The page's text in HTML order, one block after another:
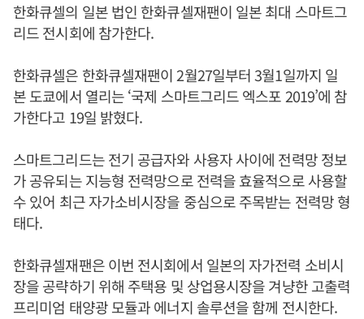
한화큐셀의 일본 법인 한화큐셀재팬이 일본 최대 스마트그
리드 전시회에 참가한다.
한화큐셀은 한화큐셀재팬이 2월27일부터 3월1일까지 일
본 도쿄에서 열리는 ‘국제 스마트그리드 엑스포 2019’에 참
가한다고 19일 밝혔다.
스마트그리드는 전기 공급자와 사용자 사이에 전력망 정보
가 공유되는 지능형 전력망으로 전력을 효율적으로 사용할
수 있어 최근 자가소비시장을 중심으로 주목받는 전력망 형
태다.
한화큐셀재팬은 이번 전시회에서 일본의 자가전력 소비시
장을 공략하기 위해 주택용 및 상업용시장을 겨냥한 고출력
프리미엄 태양광 모듈과 에너지 솔루션을 함께 전시한다.